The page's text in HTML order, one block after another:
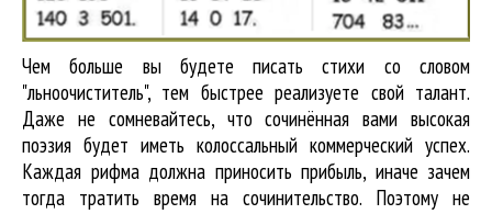
Чем больше вы будете писать стихи со словом
"льноочиститель", тем быстрее реализуете свой талант.
Даже не сомневайтесь, что сочинённая вами высокая
поэзия будет иметь колоссальный коммерческий успех.
Каждая рифма должна приносить прибыль, иначе зачем
тогда тратить время на сочинительство. Поэтому не